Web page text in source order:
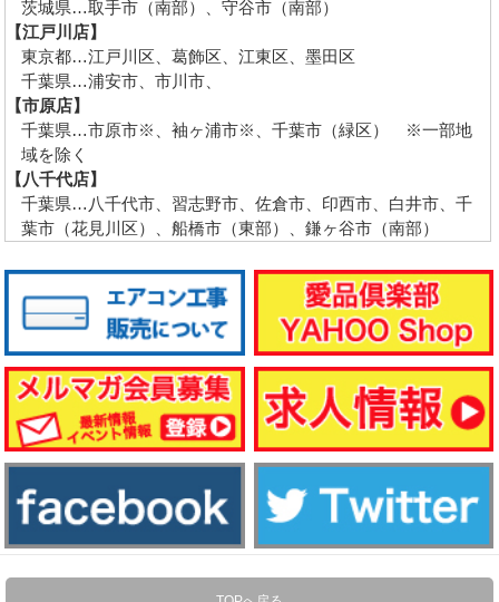
茨城県…取手市（南部）、守谷市（南部）
【江戸川店】
東京都…江戸川区、葛飾区、江東区、墨田区
千葉県…浦安市、市川市、
【市原店】
千葉県…市原市※、袖ヶ浦市※、千葉市（緑区） ※一部地
域を除く
【八千代店】
千葉県…八千代市、習志野市、佐倉市、印西市、白井市、千
葉市（花見川区）、船橋市（東部）、鎌ヶ谷市（南部）